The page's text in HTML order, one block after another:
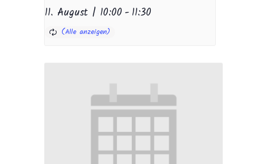
11. August | 10:00 -11:30